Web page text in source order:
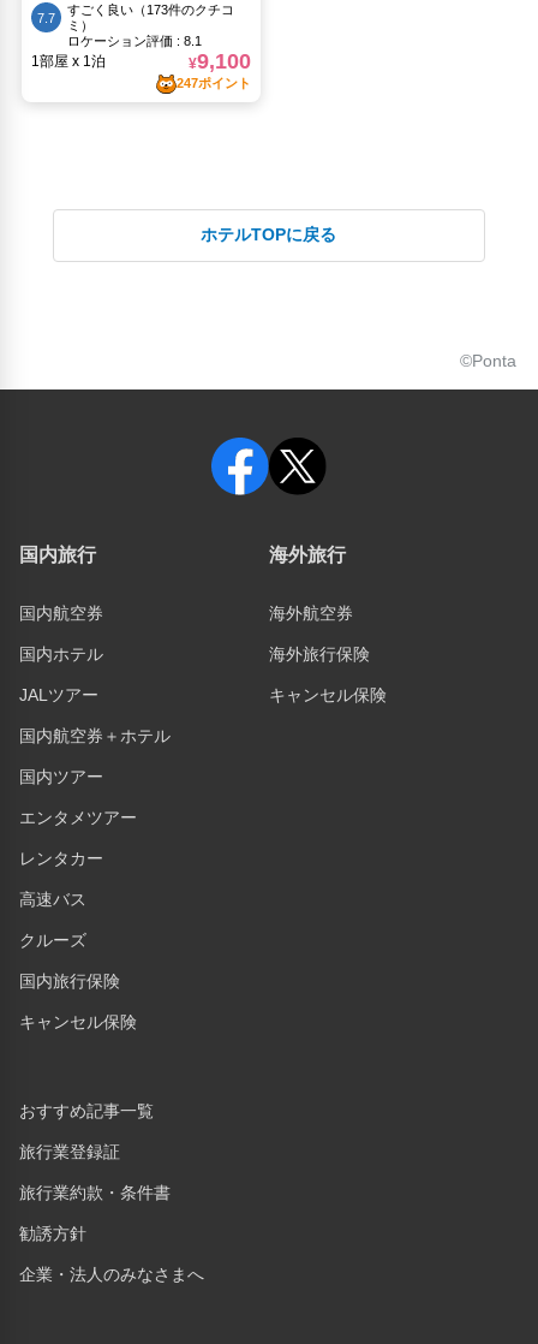
ホテルTOPに戻る
©Ponta
国内旅行
国内航空券
国内ホテル
JALツアー
国内航空券＋ホテル
国内ツアー
エンタメツアー
レンタカー
高速バス
クルーズ
国内旅行保険
キャンセル保険
海外旅行
海外航空券
海外旅行保険
キャンセル保険
おすすめ記事一覧
旅行業登録証
旅行業約款・条件書
勧誘方針
企業・法人のみなさまへ